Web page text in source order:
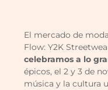
El mercado de
Flow: Y2K
celebramos a lo
épicos, el 2 y 3 de
música y la cultura